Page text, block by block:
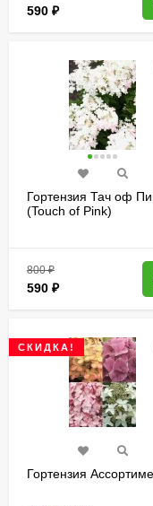
590 ₽
Гортензия Тач оф
(Touch of Pink)
800₽
590 ₽
СКИДКА!
Гортензия